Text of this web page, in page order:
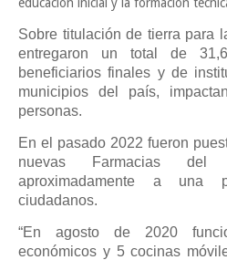
Sobre titulación de tierra para
entregaron un total de
beneficiarios finales y de
municipios del país,
personas.
En el pasado 2022 fueron
nuevas Farmacias del
aproximadamente a una
ciudadanos.
“En agosto de 2020
económicos y 5 cocinas